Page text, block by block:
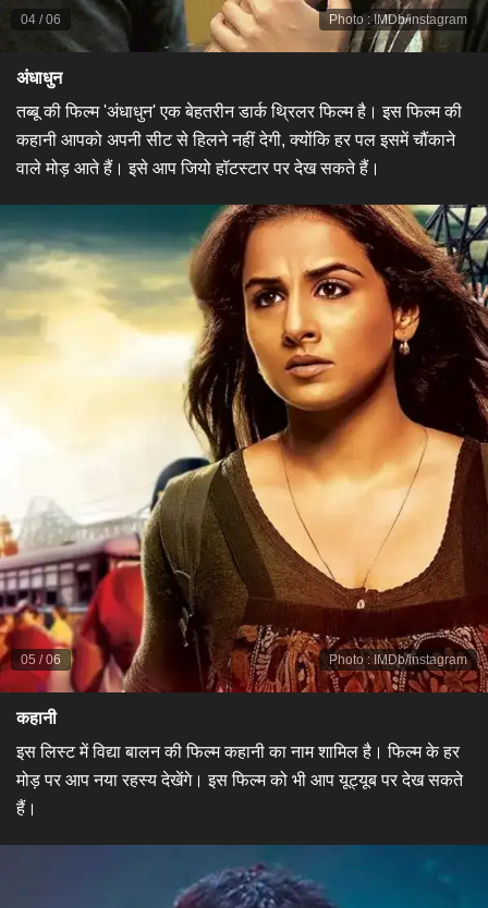
Photo : IMDb/instagram
04 /06
अंधाधुन
तब्बू की फिल्म 'अंधाधुन' एक बेहतरीन डार्क थ्रिलर फिल्म है। इस फिल्म की
कहानी आपको अपनी सीट से हिलने नहीं देगी, क्योंकि हर पल इसमें चौंकाने
वाले मोड़ आते हैं। इसे आप जियो हॉटस्टार पर देख सकते हैं।
Photo : IMDb/instagram
05 /06
कहानी
इस लिस्ट में विद्या बालन की फिल्म कहानी का नाम शामिल है। फिल्म के हर
मोड़ पर आप नया रहस्य देखेंगे। इस फिल्म को भी आप यूट्यूब पर देख सकते
हैं।